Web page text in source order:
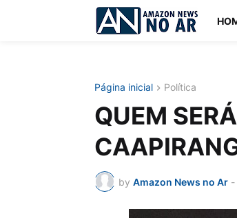
Página inicial Política
QUEM
by Amazon News no Ar -